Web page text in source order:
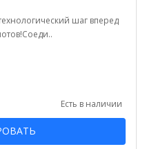
шаг вперед
Есть в наличии